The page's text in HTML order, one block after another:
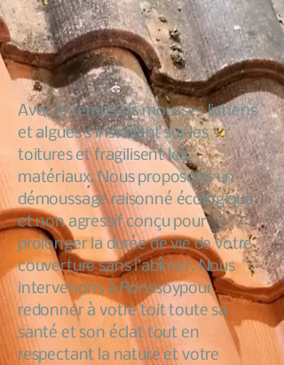
Avec le temps les mousses lichens
et algues s’installent sur les
toitures et fragilisent les
matériaux. Nous proposons un
démoussage raisonné écologique
et non agressif conçu pour
prolonger la durée de vie de votre
couverture sans l’abîmer. Nous
intervenons à Ronssoypour
redonner à votre toit toute sa
santé et son éclat tout en
respectant la nature et votre